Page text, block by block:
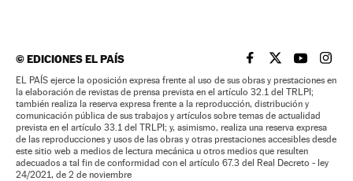
©EDICIONES EL PAÍS EL PAÍS BRASIL EN
EL PAÍSEL PAÍS
EL
EL PAÍS ejerce la oposición expresa frente al uso de sus obras y prestaciones en
la elaboración de revistas de prensa prevista en el artículo 32.1 del TRLPI;
también realiza la reserva expresa frente a la reproducción, distribución y
comunicación pública de sus trabajos y artículos sobre temas de actualidad
prevista en el artículo 33.1 del TRLPI; y, asimismo, realiza una reserva expresa
de las reproducciones y usos de las obras y otras prestaciones accesibles desde
este sitio web a medios de lectura mecánica u otros medios que resulten
adecuados a tal fin de conformidad con el artículo 67.3 del Real Decreto - ley
24/2021, de 2 de noviembre